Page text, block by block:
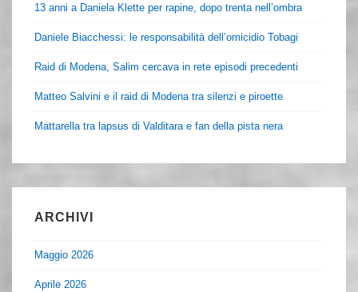
13 anni a Daniela Klette per rapine, dopo trenta nell’ombra
Daniele Biacchessi: le responsabilità dell’omicidio Tobagi
Raid di Modena, Salim cercava in rete episodi precedenti
Matteo Salvini e il raid di Modena tra silenzi e piroette
Mattarella tra lapsus di Valditara e fan della pista nera
ARCHIVI
Maggio 2026
Aprile 2026